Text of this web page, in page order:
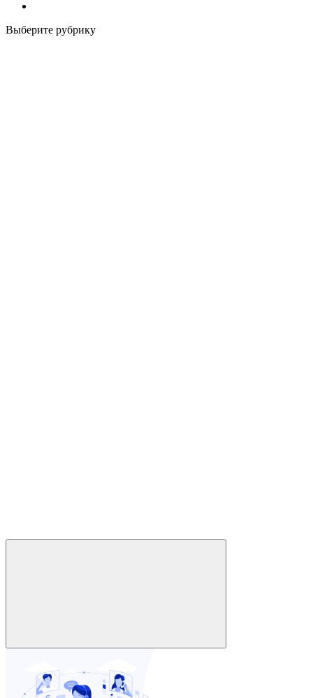
Выберите рубрику